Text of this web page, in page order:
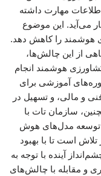
مهارت داشته
می‌آید. این موضوع
هوشمند را کاهش دهد.
از این چالش‌ها،
هوشمند انجام
آموزشی برای
و مالی، و تسهیل در
سازمان تات با
توسعه مدل‌های هوش
است تا با بهبود
آینده با توجه به
و مقابله با چالش‌های